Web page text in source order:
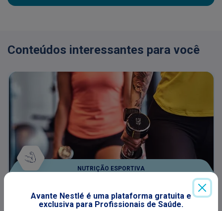
Conteúdos interessantes para você
NUTRIÇÃO ESPORTIVA
Nutrição no esporte: do conceito à
prática
Avante Nestlé é uma plataforma gratuita e
exclusiva para Profissionais de Saúde.